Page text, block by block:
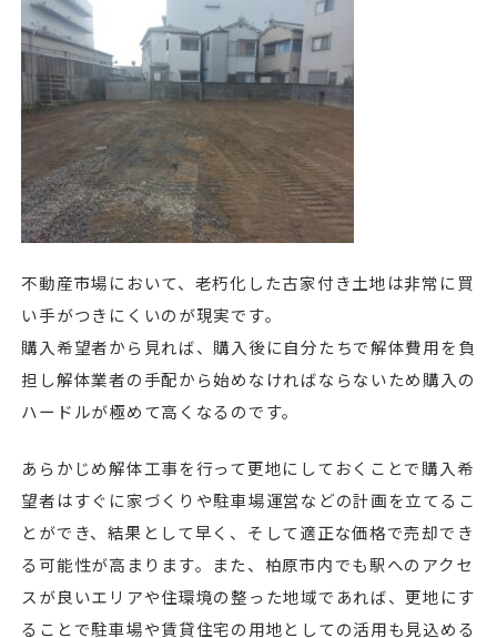
不動産市場において、老朽化した古家付き土地は非常に買
い手がつきにくいのが現実です。
購入希望者から見れば、購入後に自分たちで解体費用を負
担し解体業者の手配から始めなければならないため購入の
ハードルが極めて高くなるのです。
あらかじめ解体工事を行って更地にしておくことで購入希
望者はすぐに家づくりや駐車場運営などの計画を立てるこ
とができ、結果として早く、そして適正な価格で売却でき
る可能性が高まります。また、柏原市内でも駅へのアクセ
スが良いエリアや住環境の整った地域であれば、更地にす
ることで駐車場や賃貸住宅の用地としての活用も見込める